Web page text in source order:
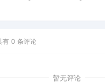
2025
Schedule A to
有 0 条评论
暂无评论